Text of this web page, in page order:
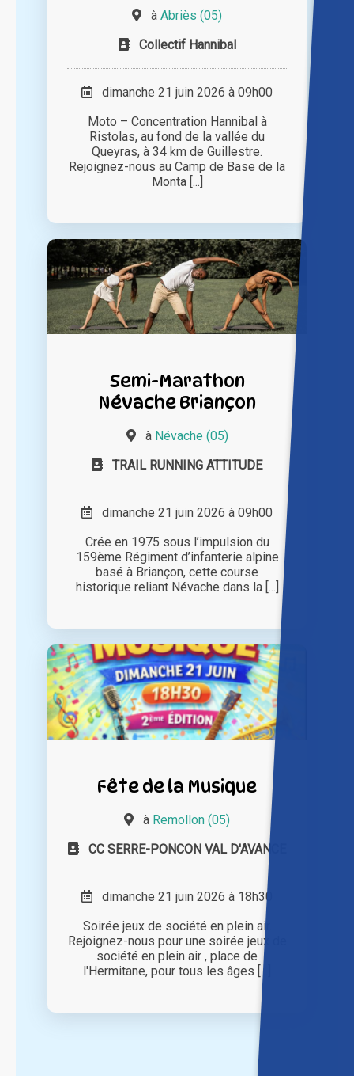
à Abriès (05)
Collectif Hannibal
dimanche 21 juin 2026 à 09h00
Moto – Concentration Hannibal à
Ristolas, au fond de la vallée du
Queyras, à 34 km de Guillestre.
Rejoignez-nous au Camp de Base de la
Monta [...]
Semi-Marathon
Névache Briançon
à Névache (05)
TRAIL RUNNING ATTITUDE
dimanche 21 juin 2026 à 09h00
Crée en 1975 sous l’impulsion du
159ème Régiment d’infanterie alpine
basé à Briançon, cette course
historique reliant Névache dans la [...]
Fête de la Musique
à Remollon (05)
CC SERRE-PONCON VAL D'AVANCE
dimanche 21 juin 2026 à 18h30
Soirée jeux de société en plein air.
Rejoignez-nous pour une soirée jeux de
société en plein air , place de
l'Hermitane, pour tous les âges [...]